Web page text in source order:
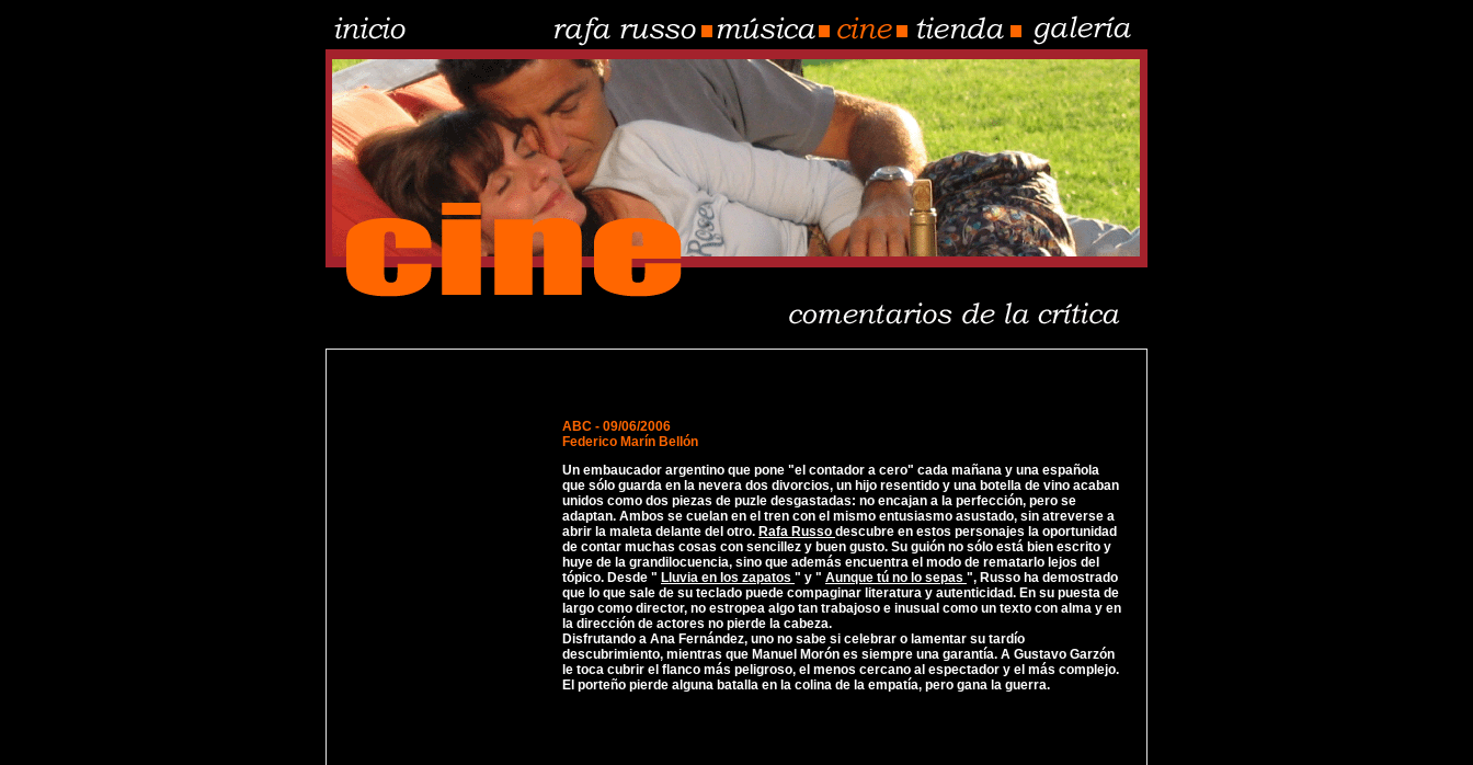
ABC - 09/06/2006
Federico Marín Bellón
Un embaucador argentino que pone "el contador a cero" cada mañana y una española
que sólo guarda en la nevera dos divorcios, un hijo resentido y una botella de vino acaban
unidos como dos piezas de puzle desgastadas: no encajan a la perfección, pero se
adaptan. Ambos se cuelan en el tren con el mismo entusiasmo asustado, sin atreverse a
abrir la maleta delante del otro. Rafa Russo descubre en estos personajes la oportunidad
de contar muchas cosas con sencillez y buen gusto. Su guión no sólo está bien escrito y
huye de la grandilocuencia, sino que además encuentra el modo de rematarlo lejos del
tópico. Desde " Lluvia en los zapatos " y " Aunque tú no lo sepas ", Russo ha demostrado
que lo que sale de su teclado puede compaginar literatura y autenticidad. En su puesta de
largo como director, no estropea algo tan trabajoso e inusual como un texto con alma y en
la dirección de actores no pierde la cabeza.
Disfrutando a Ana Fernández, uno no sabe si celebrar o lamentar su tardío
descubrimiento, mientras que Manuel Morón es siempre una garantía. A Gustavo Garzón
le toca cubrir el flanco más peligroso, el menos cercano al espectador y el más complejo.
El porteño pierde alguna batalla en la colina de la empatía, pero gana la guerra.